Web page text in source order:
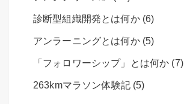
診断型組織開発とは何か (6)
アンラーニングとは何か (5)
「フォロワーシップ」とは何か (7)
263kmマラソン体験記 (5)